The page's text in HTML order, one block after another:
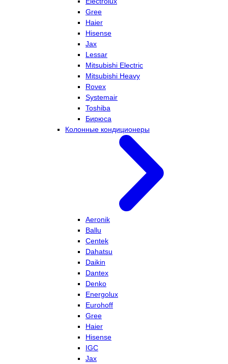
Gree
Haier
Hisense
Jax
Lessar
Mitsubishi Electric
Mitsubishi Heavy
Rovex
Systemair
Toshiba
Бирюса
Колонные кондиционеры
Aeronik
Ballu
Centek
Dahatsu
Daikin
Dantex
Denko
Energolux
Eurohoff
Gree
Haier
Hisense
IGC
Jax